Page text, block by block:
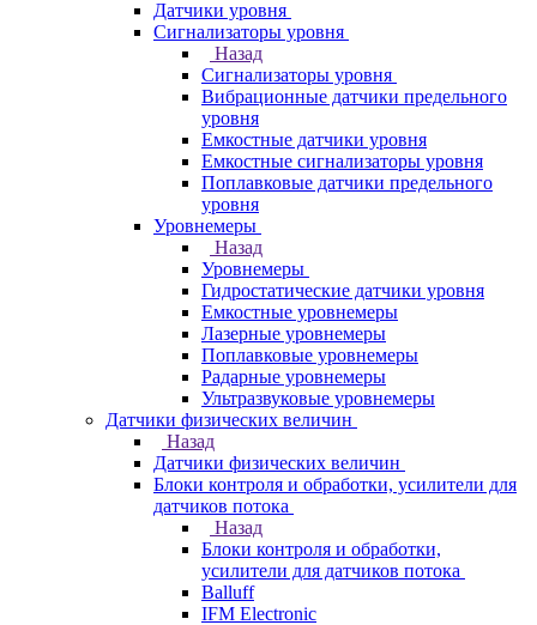
Датчики уровня
Сигнализаторы уровня
Назад
Сигнализаторы уровня
Вибрационные датчики предельного
уровня
Емкостные датчики уровня
Емкостные сигнализаторы уровня
Поплавковые датчики предельного
уровня
Уровнемеры
Назад
Уровнемеры
Гидростатические датчики уровня
Емкостные уровнемеры
Лазерные уровнемеры
Поплавковые уровнемеры
Радарные уровнемеры
Ультразвуковые уровнемеры
Датчики физических величин
Назад
Датчики физических величин
Блоки контроля и обработки, усилители для
датчиков потока
Назад
Блоки контроля и обработки,
усилители для датчиков потока
Balluff
IFM Electronic